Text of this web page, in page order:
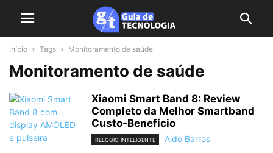
Início Tags Monitoramento de saúde
Monitoramento de saúde
Xiaomi Smart Band 8: Review
Completo da Melhor Smartband
Custo-Benefício
RELOGIO INTELIGENTE Aldo Barros